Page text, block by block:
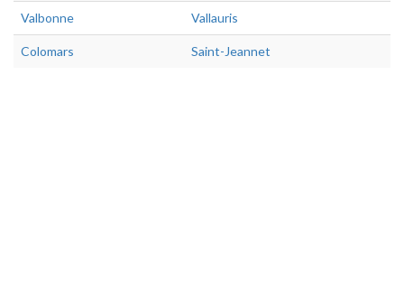
Valbonne Vallauris
Colomars Saint-Jeannet